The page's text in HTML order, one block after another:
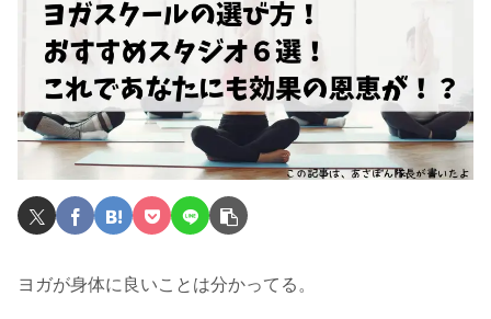
ヨガが身体に良いことは分かってる。